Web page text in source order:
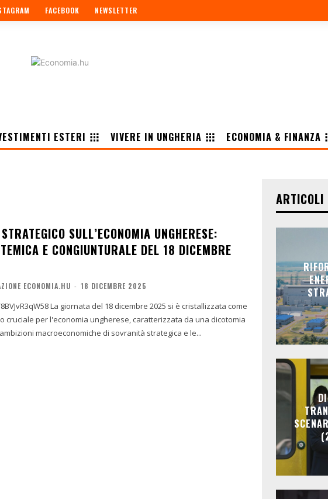
FACEBOOK NEWSLETTER
ESTERI VIVERE IN UNGHERIA ECONOMIA & FINANZA
SULL’ECONOMIA UNGHERESE:
E CONGIUNTURALE DEL 18 DICEMBRE
ECONOMIA.HU - 18 DICEMBRE 2025
2025 si è cristallizzata come
cruciale per l'economia ungherese, caratterizzata da una dicotomia
macroeconomiche di sovranità strategica e le...